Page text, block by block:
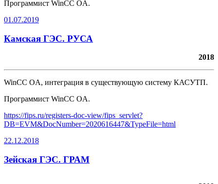
Программист WinCC OA.
01.07.2019
Камская ГЭС. РУСА
2018
WinCC OA, интеграция в существующую систему КАСУТП.
Программист WinCC OA.
https://fips.ru/registers-doc-view/fips_servlet?
DB=EVM&DocNumber=2020616447&TypeFile=html
22.12.2018
Зейская ГЭС. ГРАМ